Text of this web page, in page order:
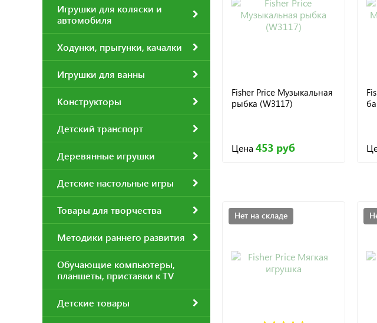
Игрушки для коляски и
автомобиля
Ходунки, прыгунки, качалки
Игрушки для ванны
Конструкторы
Детский транспорт
Деревянные игрушки
Детские настольные игры
Товары для творчества
Методики раннего развития
Обучающие компьютеры,
планшеты, приставки к TV
Детские товары
Fisher Price Музыкальная
рыбка (W3117)
Цена 453 руб
Нет на складе